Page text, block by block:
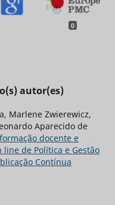
0
autor(es)
Marlene Zwierewicz,
Aparecido de
docente e
line de Política e Gestão
Contínua